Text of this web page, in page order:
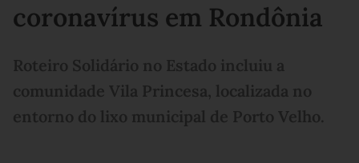
coronavírus em Rondônia
Roteiro Solidário no Estado incluiu a
comunidade Vila Princesa, localizada no
entorno do lixo municipal de Porto Velho.